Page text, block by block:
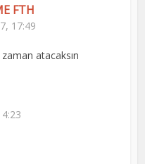
FTH
17:49
atacaksın